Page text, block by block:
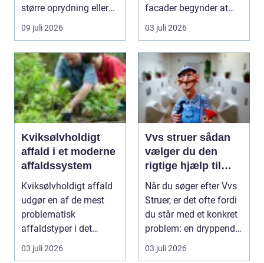
større oprydning eller
løbende ...
09 juli 2026
facader begynder at
slippe, kan det hurtigt
føre ...
03 juli 2026
Kviksølvholdigt
affald i et moderne
affaldssystem
Kviksølvholdigt affald
udgør en af de mest
problematisk
affaldstyper i det
moderne samfund,
fordi se...
03 juli 2026
Vvs struer sådan
vælger du den
rigtige hjælp til
dine installationer
Når du søger efter Vvs
Struer, er det ofte fordi
du står med et konkret
problem: en dryppende
vandha...
03 juli 2026